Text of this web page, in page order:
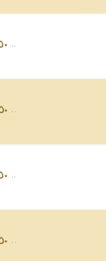
.٠٠
.٠٠
.٠٠
.٠٠